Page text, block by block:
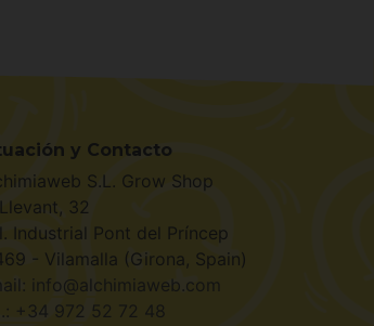
y Contacto
S.L. Grow Shop
32
Industrial Pont del Príncep
- Vilamalla (Girona, Spain)
info@alchimiaweb.com
+34 972 52 72 48